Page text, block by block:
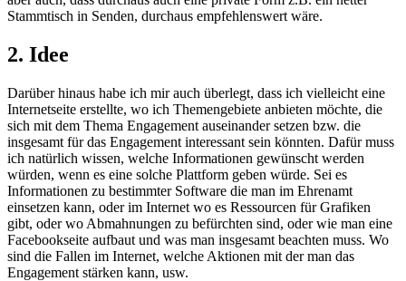
Stammtisch in Senden, durchaus empfehlenswert wäre.
2. Idee
Darüber hinaus habe ich mir auch überlegt, dass ich vielleicht eine
Internetseite erstellte, wo ich Themengebiete anbieten möchte, die
sich mit dem Thema Engagement auseinander setzen bzw. die
insgesamt für das Engagement interessant sein könnten. Dafür muss
ich natürlich wissen, welche Informationen gewünscht werden
würden, wenn es eine solche Plattform geben würde. Sei es
Informationen zu bestimmter Software die man im Ehrenamt
einsetzen kann, oder im Internet wo es Ressourcen für Grafiken
gibt, oder wo Abmahnungen zu befürchten sind, oder wie man eine
Facebookseite aufbaut und was man insgesamt beachten muss. Wo
sind die Fallen im Internet, welche Aktionen mit der man das
Engagement stärken kann, usw.